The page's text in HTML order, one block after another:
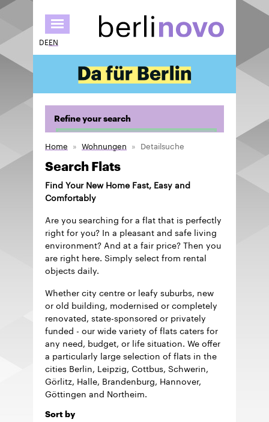
to
main
DEEN
Refine your search
Home Wohnungen Detailsuche
Search Flats
Find Your New Home Fast, Easy and
Comfortably
Are you searching for a flat that is perfectly
right for you? In a pleasant and safe living
environment? And at a fair price? Then you
are right here. Simply select from rental
objects daily.
Whether city centre or leafy suburbs, new
or old building, modernised or completely
renovated, state-sponsored or privately
funded - our wide variety of flats caters for
any need, budget, or life situation. We offer
a particularly large selection of flats in the
cities Berlin, Leipzig, Cottbus, Schwerin,
Görlitz, Halle, Brandenburg, Hannover,
Göttingen and Northeim.
Sort by